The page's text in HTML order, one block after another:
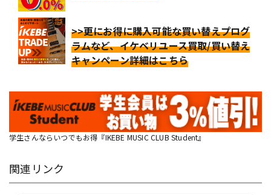
>>更にお得に購入可能な買い替えプログ
ラムなど、イケベリユース買取/買い替え
キャンペーン詳細はこちら
学生さんならいつでもお得『IKEBE MUSIC CLUB Student』
関連リンク